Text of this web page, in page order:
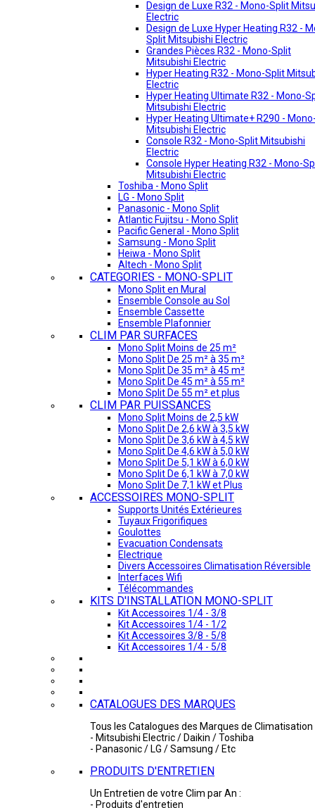
Design de Luxe R32 - Mono-Split
Electric
Design de Luxe Hyper Heating R32 -
Split Mitsubishi Electric
Grandes Pièces R32 - Mono-Split
Mitsubishi Electric
Hyper Heating R32 - Mono-Split
Electric
Hyper Heating Ultimate R32 - Mono-
Mitsubishi Electric
Hyper Heating Ultimate+ R290 -
Mitsubishi Electric
Console R32 - Mono-Split Mitsubishi
Electric
Console Hyper Heating R32 - Mono-
Mitsubishi Electric
Toshiba - Mono Split
LG - Mono Split
Panasonic - Mono Split
Atlantic Fujitsu - Mono Split
Pacific General - Mono Split
Samsung - Mono Split
Heiwa - Mono Split
Altech - Mono Split
CATEGORIES - MONO-SPLIT
Mono Split en Mural
Ensemble Console au Sol
Ensemble Cassette
Ensemble Plafonnier
CLIM PAR SURFACES
Mono Split Moins de 25 m²
Mono Split De 25 m² à 35 m²
Mono Split De 35 m² à 45 m²
Mono Split De 45 m² à 55 m²
Mono Split De 55 m² et plus
CLIM PAR PUISSANCES
Mono Split Moins de 2,5 kW
Mono Split De 2,6 kW à 3,5 kW
Mono Split De 3,6 kW à 4,5 kW
Mono Split De 4,6 kW à 5,0 kW
Mono Split De 5,1 kW à 6,0 kW
Mono Split De 6,1 kW à 7,0 kW
Mono Split De 7,1 kW et Plus
ACCESSOIRES MONO-SPLIT
Supports Unités Extérieures
Tuyaux Frigorifiques
Goulottes
Evacuation Condensats
Electrique
Divers Accessoires Climatisation Réversible
Interfaces Wifi
Télécommandes
KITS D'INSTALLATION MONO-SPLIT
Kit Accessoires 1/4 - 3/8
Kit Accessoires 1/4 - 1/2
Kit Accessoires 3/8 - 5/8
Kit Accessoires 1/4 - 5/8
CATALOGUES DES MARQUES
Tous les Catalogues des Marques de Climatisation
- Mitsubishi Electric / Daikin / Toshiba
- Panasonic / LG / Samsung / Etc
PRODUITS D'ENTRETIEN
Un Entretien de votre Clim par An :
- Produits d'entretien